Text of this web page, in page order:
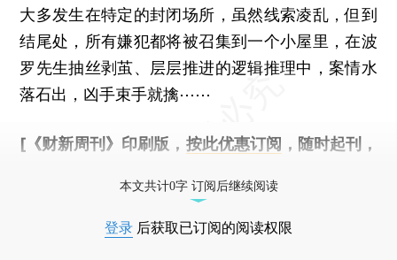
大多发生在特定的封闭场所，虽然线索凌乱，但到
结尾处，所有嫌犯都将被召集到一个小屋里，在波
罗先生抽丝剥茧、层层推进的逻辑推理中，案情水
落石出，凶手束手就擒⋯⋯
[《财新周刊》印刷版， 按此优惠订阅 ，随时起刊，
本文共计0字 订阅后继续阅读
登录 后获取已订阅的阅读权限